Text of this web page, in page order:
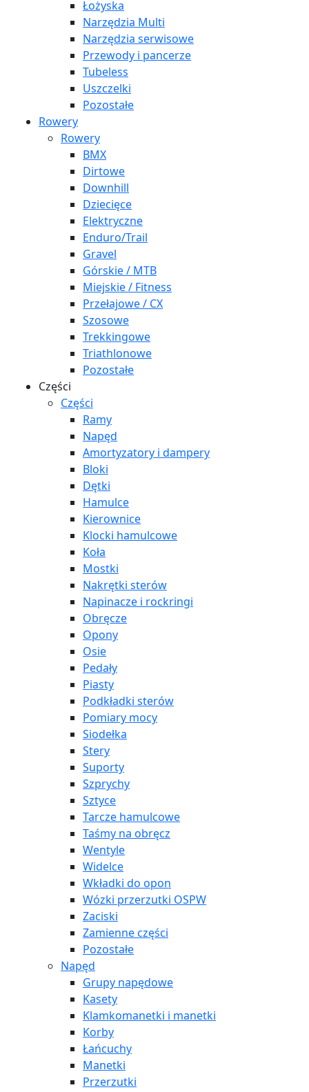
Łożyska
Narzędzia Multi
Narzędzia serwisowe
Przewody i pancerze
Tubeless
Uszczelki
Pozostałe
Rowery
Rowery
BMX
Dirtowe
Downhill
Dziecięce
Elektryczne
Enduro/Trail
Gravel
Górskie / MTB
Miejskie / Fitness
Przełajowe / CX
Szosowe
Trekkingowe
Triathlonowe
Pozostałe
Części
Części
Ramy
Napęd
Amortyzatory i dampery
Bloki
Dętki
Hamulce
Kierownice
Klocki hamulcowe
Koła
Mostki
Nakrętki sterów
Napinacze i rockringi
Obręcze
Opony
Osie
Pedały
Piasty
Podkładki sterów
Pomiary mocy
Siodełka
Stery
Suporty
Szprychy
Sztyce
Tarcze hamulcowe
Taśmy na obręcz
Wentyle
Widelce
Wkładki do opon
Wózki przerzutki OSPW
Zaciski
Zamienne części
Pozostałe
Napęd
Grupy napędowe
Kasety
Klamkomanetki i manetki
Korby
Łańcuchy
Manetki
Przerzutki